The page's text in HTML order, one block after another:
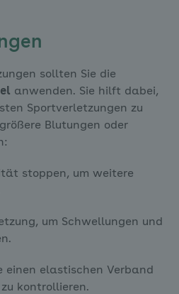
sollten Sie die
anwenden. Sie hilft dabei,
Sportverletzungen zu
Blutungen oder
stoppen, um weitere
um Schwellungen und
einen elastischen Verband
kontrollieren.